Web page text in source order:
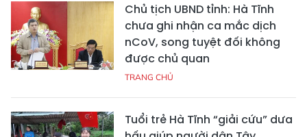
Chủ tịch UBND tỉnh: Hà Tĩnh
chưa ghi nhận ca mắc dịch
nCoV, song tuyệt đối không
được chủ quan
TRANG CHỦ
Tuổi trẻ Hà Tĩnh “giải cứu” dưa